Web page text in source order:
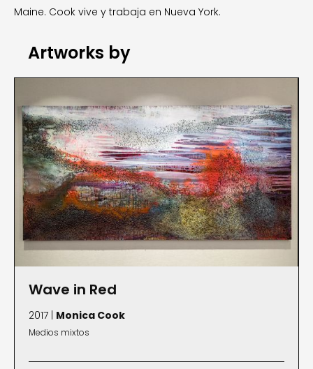
Maine. Cook vive y trabaja en Nueva York.
Artworks by
Wave in Red
2017 | Monica Cook
Medios mixtos